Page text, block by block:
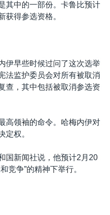
其中的一部份。卡鲁比预计
获得参选资格。
伊早些时候过问了这次选举
法监护委员会对所有被取消
查，其中包括被取消参选资
高领袖的命令。哈梅内伊对
定权。
国新闻社说，他预计2月20
竞争”的精神下举行。